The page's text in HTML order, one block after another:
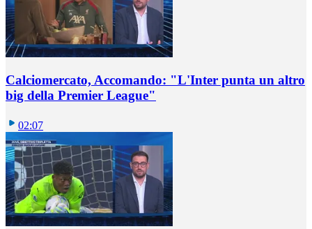
Calciomercato, Accomando: "L'Inter punta un altro
big della Premier League"
02:07